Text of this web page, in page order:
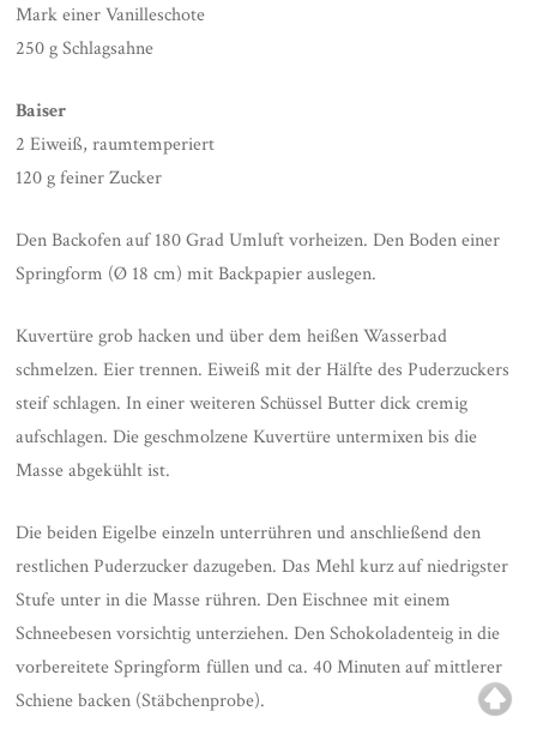
Mark einer Vanilleschote
250 g Schlagsahne
Baiser
2 Eiweiß, raumtemperiert
120 g feiner Zucker
Den Backofen auf 180 Grad Umluft vorheizen. Den Boden einer
Springform (Ø 18 cm) mit Backpapier auslegen.
Kuvertüre grob hacken und über dem heißen Wasserbad
schmelzen. Eier trennen. Eiweiß mit der Hälfte des Puderzuckers
steif schlagen. In einer weiteren Schüssel Butter dick cremig
aufschlagen. Die geschmolzene Kuvertüre untermixen bis die
Masse abgekühlt ist.
Die beiden Eigelbe einzeln unterrühren und anschließend den
restlichen Puderzucker dazugeben. Das Mehl kurz auf niedrigster
Stufe unter in die Masse rühren. Den Eischnee mit einem
Schneebesen vorsichtig unterziehen. Den Schokoladenteig in die
vorbereitete Springform füllen und ca. 40 Minuten auf mittlerer
Schiene backen (Stäbchenprobe).